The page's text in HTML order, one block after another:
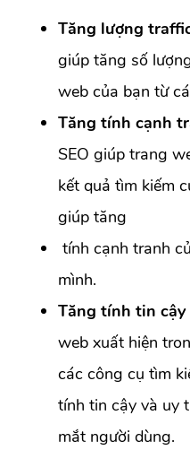
Tăng lượng
giúp tăng số
web của bạn từ
Tăng tính cạnh
SEO giúp trang
kết quả tìm kiếm
giúp tăng
tính cạnh tranh
mình.
Tăng tính tin cậy
web xuất hiện
các công cụ tìm
tính tin cậy và uy
mắt người dùng.